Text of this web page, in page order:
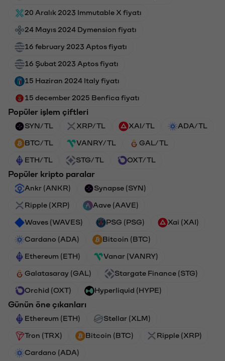
20 Aralık 2023 Immutable X fiyatı
24 Mayıs 2024 Dymension fiyatı
16 february 2023 Aptos fiyatı
16 Şubat 2023 Aptos fiyatı
15 Haziran 2024 Italy fiyatı
15 december 2025 Benfica fiyatı
Popüler işlem çiftleri
SYN/TL XRP/TL XAI/TL ADA/TL
BTC/TL VANRY/TL GAL/TL
ETH/TL STG/TL OXT/TL
Popüler kripto paralar
Ankr (ANKR) Synapse (SYN)
Ripple (XRP) Aave (AAVE)
Waves (WAVES) PSG (PSG) Xai (XAI)
Cardano (ADA) Bitcoin (BTC)
Ethereum (ETH) Vanar (VANRY)
Galatasaray (GAL) Stargate Finance (STG)
Orchid (OXT) Hyperliquid (HYPE)
Günün öne çıkanları
Ethereum (ETH) Stellar (XLM)
Tron (TRX) Bitcoin (BTC) Ripple (XRP)
Cardano (ADA)